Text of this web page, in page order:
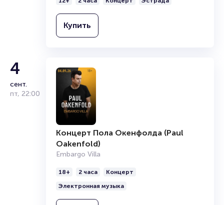
Купить
4
сент.
пт, 22:00
Концерт Пола Окенфолда (Paul
Oakenfold)
Embargo Villa
18+ 2 часа
Концерт
Электронная музыка